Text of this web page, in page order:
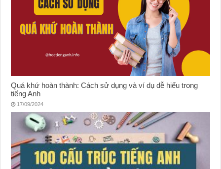
Quá khứ hoàn thành: Cách sử dụng và ví dụ dễ hiểu trong
tiếng Anh
17/09/2024